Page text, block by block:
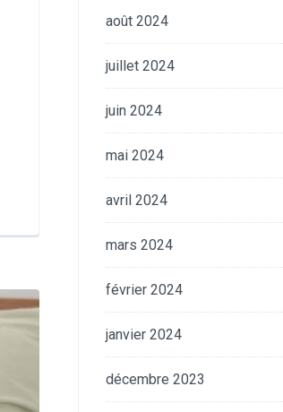
août 2024
juillet 2024
juin 2024
mai 2024
avril 2024
mars 2024
février 2024
janvier 2024
décembre 2023